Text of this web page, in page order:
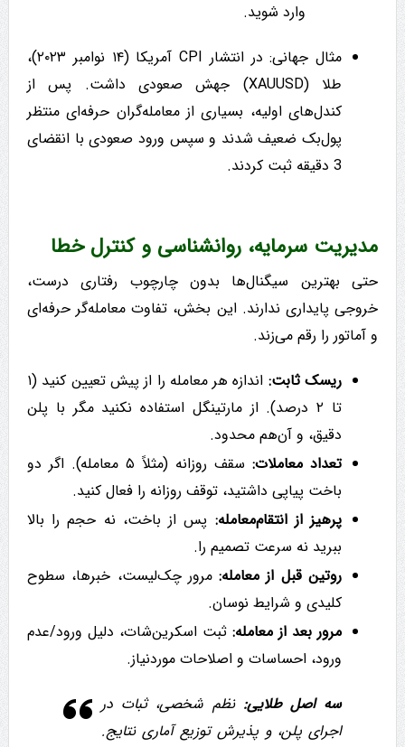
وارد شوید.
مثال جهانی: در انتشار CPI آمریکا (۱۴ نوامبر ۲۰۲۳)،
طلا (XAUUSD) جهش صعودی داشت. پس از
کندل‌های اولیه، بسیاری از معامله‌گران حرفه‌ای منتظر
پول‌بک ضعیف شدند و سپس ورود صعودی با انقضای
3 دقیقه ثبت کردند.
مدیریت سرمایه، روانشناسی و کنترل خطا
حتی بهترین سیگنال‌ها بدون چارچوب رفتاری درست،
خروجی پایداری ندارند. این بخش، تفاوت معامله‌گر حرفه‌ای
و آماتور را رقم می‌زند.
ریسک ثابت:
اندازه هر معامله را از پیش تعیین کنید (۱
تا ۲ درصد). از مارتینگل استفاده نکنید مگر با پلن
دقیق، و آن‌هم محدود.
تعداد معاملات:
سقف روزانه (مثلاً ۵ معامله). اگر دو
باخت پیاپی داشتید، توقف روزانه را فعال کنید.
پرهیز از انتقام‌معامله: پس از باخت، نه حجم را بالا
ببرید نه سرعت تصمیم را.
روتین قبل از معامله:مرور چک‌لیست، خبرها، سطوح
کلیدی و شرایط نوسان.
مرور بعد از معامله:ثبت اسکرین‌شات، دلیل ورود/عدم
ورود، احساسات و اصلاحات موردنیاز.
سه اصل طلایی: نظم شخصی، ثبات در
اجرای پلن، و پذیرش توزیع آماری نتایج.